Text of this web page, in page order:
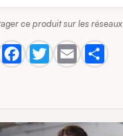
ce produit sur les réseaux